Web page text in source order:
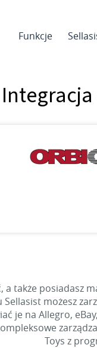
Funkcje
Integracja
a także posiadasz
możesz
je na Allegro,
Toys z